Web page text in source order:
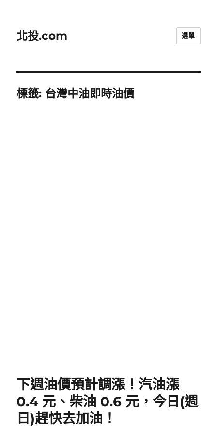
北投.com 選單
標籤: 台灣中油即時油價
下週油價預計調漲！汽油漲
0.4 元、柴油 0.6 元，今日(週
日)趕快去加油！